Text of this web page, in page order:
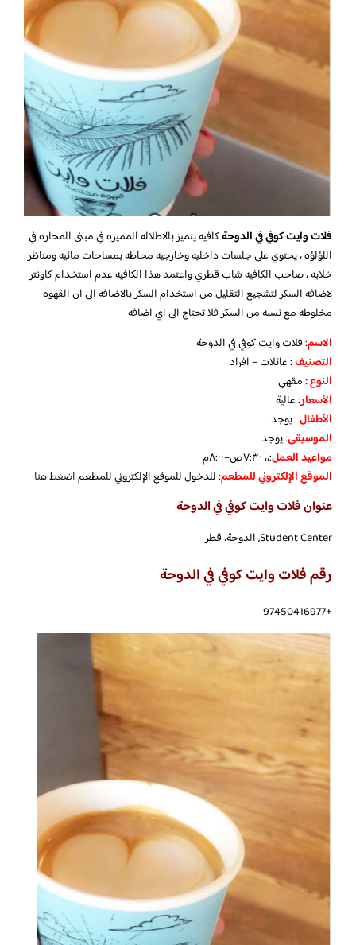
فلات وايت كوفي في الدوحةكافيه يتميز بالاطلاله المميزه في مبنى المحاره في
اللؤلؤه ، يحتوي على جلسات داخليه وخارجيه محاطه بمساحات مائيه ومناظر
خلابه ، صاحب الكافيه شاب قطري واعتمد هذا الكافيه عدم استخدام كاونتر
لاضافه السكر لتشجيع التقليل من استخدام السكر بالاضافه الى ان القهوه
مخلوطه مع نسبه من السكر فلا تحتاج الى اي اضافه
الاسم: فلات وايت كوفي في الدوحة
التصنيف: عائلات – افراد
النوع :مقهي
الأسعار:عالية
الأطفال:يوجد
الموسيقى:يوجد
مواعيد العمل:،، ٧:٣٠ص–٨:٠٠م
الموقع الإلكتروني للمطعم: للدخول للموقع الإلكتروني للمطعماضغط هنا
عنوان فلات وايت كوفي في الدوحة
Student Center, الدوحة، قطر
رقم فلات وايت كوفي في الدوحة
+97450416977